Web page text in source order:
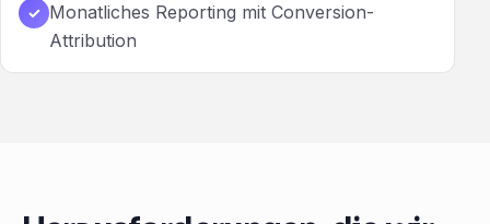
✓ Monatliches Reporting mit Conversion-
Attribution